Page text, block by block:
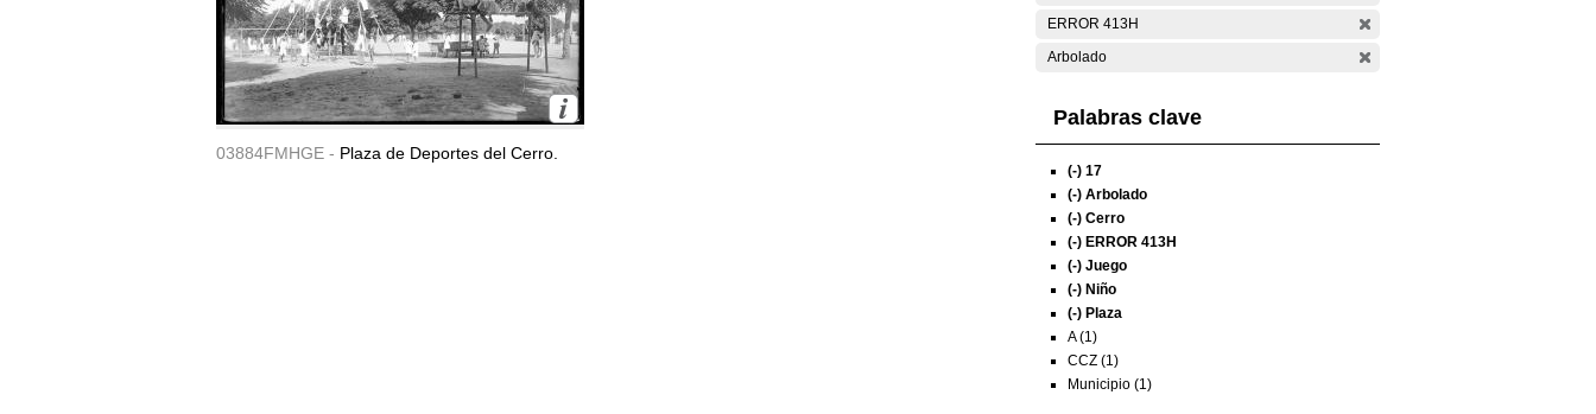
03884FMHGE - Plaza de Deportes del Cerro.
ERROR 413H
Arbolado
Palabras clave
(-) 17
(-) Arbolado
(-) Cerro
(-) ERROR 413H
(-) Juego
(-) Niño
(-) Plaza
A (1)
CCZ (1)
Municipio (1)